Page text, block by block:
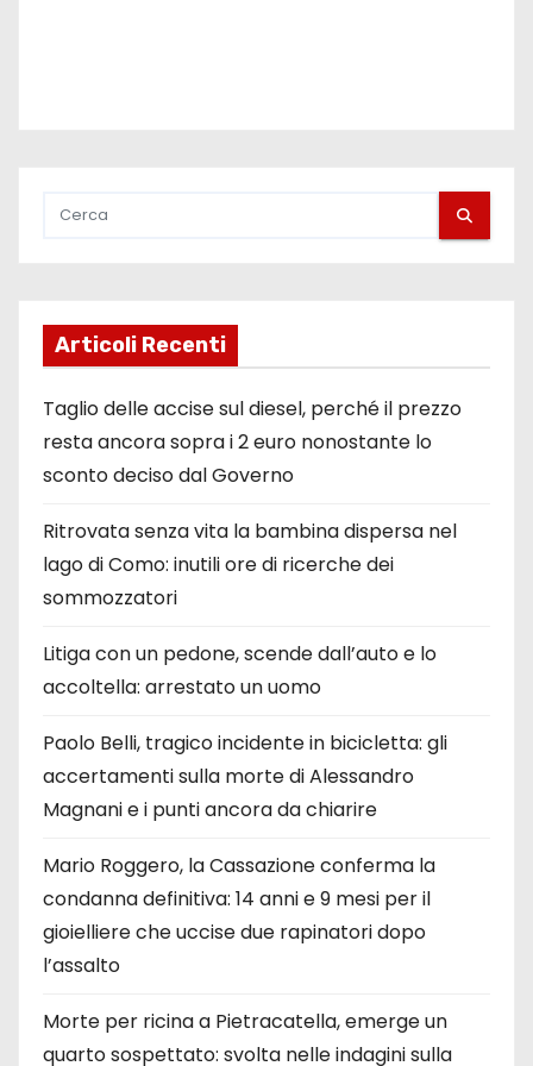
Articoli Recenti
Taglio delle accise sul diesel, perché il prezzo
resta ancora sopra i 2 euro nonostante lo
sconto deciso dal Governo
Ritrovata senza vita la bambina dispersa nel
lago di Como: inutili ore di ricerche dei
sommozzatori
Litiga con un pedone, scende dall’auto e lo
accoltella: arrestato un uomo
Paolo Belli, tragico incidente in bicicletta: gli
accertamenti sulla morte di Alessandro
Magnani e i punti ancora da chiarire
Mario Roggero, la Cassazione conferma la
condanna definitiva: 14 anni e 9 mesi per il
gioielliere che uccise due rapinatori dopo
l’assalto
Morte per ricina a Pietracatella, emerge un
quarto sospettato: svolta nelle indagini sulla